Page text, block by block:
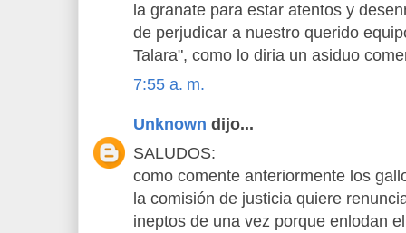
la granate para estar atentos y
de perjudicar a nuestro querido
Talara", como lo diria un asiduo
7:55 a. m.
Unknown dijo...
SALUDOS:
como comente anteriormente los
la comisión de justicia quiere
ineptos de una vez porque enlodan